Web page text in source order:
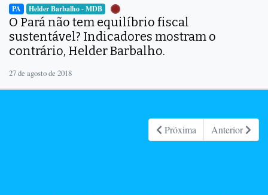
PA Helder Barbalho - MDB
O Pará não tem equilíbrio fiscal
sustentável? Indicadores mostram o
contrário, Helder Barbalho.
27 de agosto de 2018
Próxima Anterior